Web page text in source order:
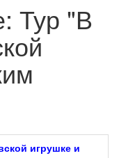
Тур "В
игрушке и